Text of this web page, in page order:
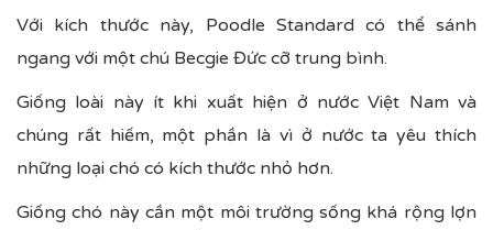
Với kích thước này, Poodle Standard có thể sánh
ngang với một chú Becgie Đức cỡ trung bình.
Giống loài này ít khi xuất hiện ở nước Việt Nam và
chúng rất hiếm, một phần là vì ở nước ta yêu thích
những loại chó có kích thước nhỏ hơn.
Giống chó này cần một môi trường sống khá rộng lợn